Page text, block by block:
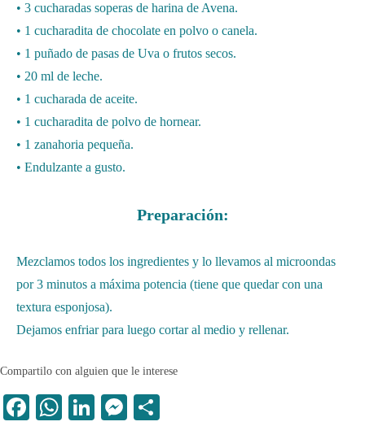
• 3 cucharadas soperas de harina de Avena.
• 1 cucharadita de chocolate en polvo o canela.
• 1 puñado de pasas de Uva o frutos secos.
• 20 ml de leche.
• 1 cucharada de aceite.
• 1 cucharadita de polvo de hornear.
• 1 zanahoria pequeña.
• Endulzante a gusto.
Preparación:
Mezclamos todos los ingredientes y lo llevamos al microondas
por 3 minutos a máxima potencia (tiene que quedar con una
textura esponjosa).
Dejamos enfriar para luego cortar al medio y rellenar.
Compartilo con alguien que le interese
Fa
W
Li
M